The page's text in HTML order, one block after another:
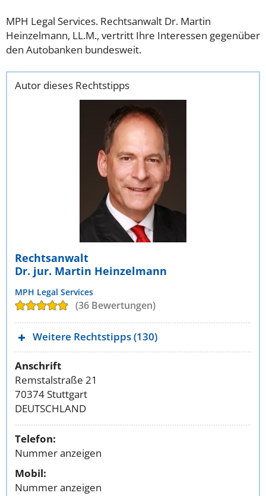
MPH Legal Services. Rechtsanwalt Dr. Martin
Heinzelmann, LL.M., vertritt Ihre Interessen gegenüber
den Autobanken bundesweit.
Autor dieses Rechtstipps
Rechtsanwalt
Dr. jur. Martin Heinzelmann
MPH Legal Services
(36 Bewertungen)
Weitere Rechtstipps (130)
Anschrift
Remstalstraße 21
70374 Stuttgart
DEUTSCHLAND
Telefon:
Nummer anzeigen
Mobil:
Nummer anzeigen